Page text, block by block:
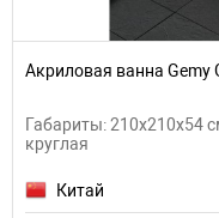
Акриловая ванна Gemy
Габариты: 210x210x54
круглая
Китай